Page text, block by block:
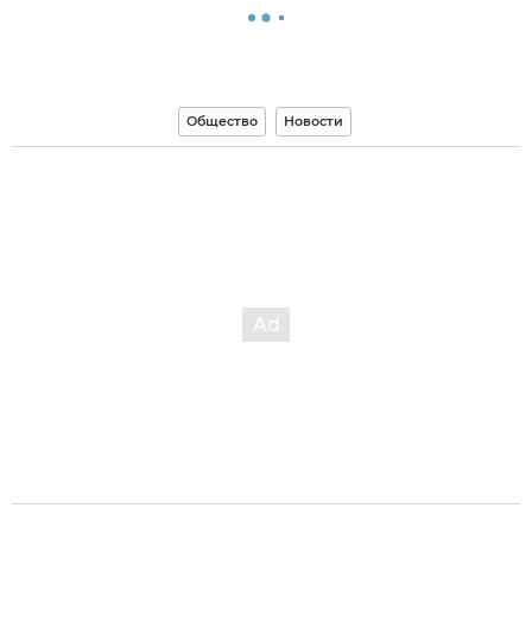
Общество Новости